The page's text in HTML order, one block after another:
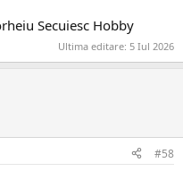
Secuiesc Hobby
Ultima editare: 5 Iul 2026
#58